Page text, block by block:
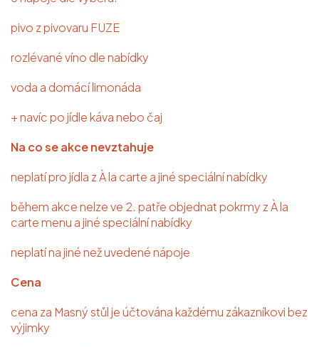
pivo z pivovaru FUZE
rozlévané víno dle nabídky
voda a domácí limonáda
+ navíc po jídle káva nebo čaj
Na co se akce nevztahuje
neplatí pro jídla z À la carte a jiné speciální nabídky
během akce nelze ve 2. patře objednat pokrmy z À la
carte menu a jiné speciální nabídky
neplatí na jiné než uvedené nápoje
Cena
cena za Masný stůl je účtována každému zákazníkovi bez
výjimky